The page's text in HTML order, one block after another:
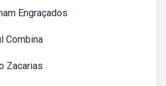
Engraçados
Combina
Zacarias